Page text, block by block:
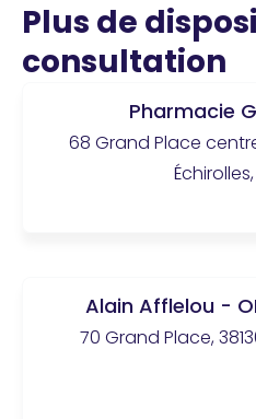
Plus de
consultation
Pharmacie
68 Grand Place
Alain Afflelou -
70 Grand Place,